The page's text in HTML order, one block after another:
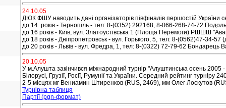
24.10.05
ДЮК ФШУ наводить дані організаторів півфіналів першостій України
до 14 років - Тернопіль - тел: 8-(0352) 292168, 8-066-268-74-72
до 16 років - Київ, вул. Златоустівська 1 (Площа Перемоги) РШШШ
до 18 років - Дніпропетровськ - вул. Горького, 5, тел: 8-(0562)47-
до 20 років - Львів - вул. Фредра, 1, тел: 8-(0322) 72-79-62 Бондарець
20.10.05
У м.Алушта закінчився міжнародний турнір "Алуштинська осень 2005
Білорусі, Грузії, Росії, Румунії та України. Середний рейтинг
2-5 місцях мг Вениамин Штиренков (RUS, 2469), мм Олег Лоскутов (
Турнірна таблиця
Партії (pgn-формат)